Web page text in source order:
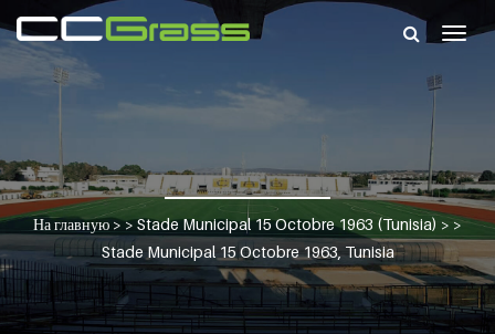
На главную> >Stade Municipal 15 Octobre 1963 (Tunisia) > >
Stade Municipal 15 Octobre 1963, Tunisia